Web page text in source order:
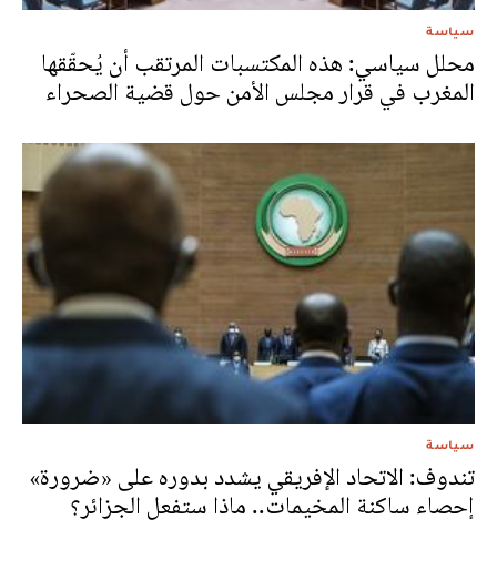
سياسة
محلل سياسي: هذه المكتسبات المرتقب أن يُحقّقها
المغرب في قرار مجلس الأمن حول قضية الصحراء
سياسة
تندوف: الاتحاد الإفريقي يشدد بدوره على «ضرورة»
إحصاء ساكنة المخيمات.. ماذا ستفعل الجزائر؟